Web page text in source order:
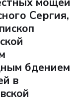
Сергия,
бдением
в